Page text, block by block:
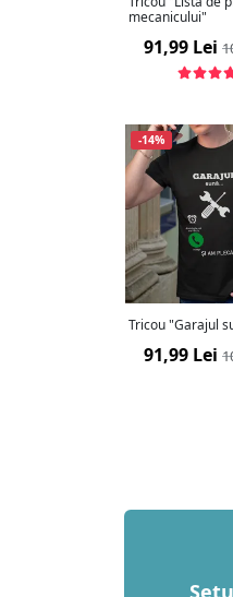
mecanicului"
91,99 Lei
-14%
Tricou
91,99 Lei